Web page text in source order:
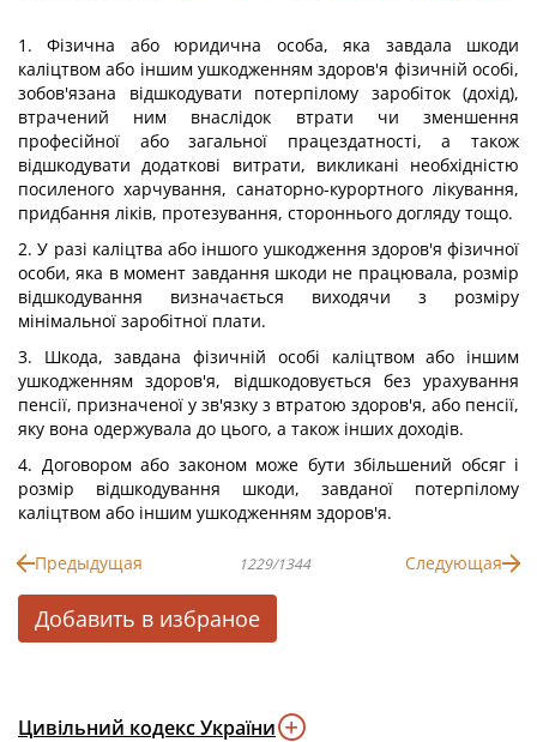
1. Фізична або юридична особа, яка завдала шкоди
каліцтвом або іншим ушкодженням здоров'я фізичній особі,
зобов'язана відшкодувати потерпілому заробіток (дохід),
втрачений ним внаслідок втрати чи зменшення
професійної або загальної працездатності, а також
відшкодувати додаткові витрати, викликані необхідністю
посиленого харчування, санаторно-курортного лікування,
придбання ліків, протезування, стороннього догляду тощо.
2. У разі каліцтва або іншого ушкодження здоров'я фізичної
особи, яка в момент завдання шкоди не працювала, розмір
відшкодування визначається виходячи з розміру
мінімальної заробітної плати.
3. Шкода, завдана фізичній особі каліцтвом або іншим
ушкодженням здоров'я, відшкодовується без урахування
пенсії, призначеної у зв'язку з втратою здоров'я, або пенсії,
яку вона одержувала до цього, а також інших доходів.
4. Договором або законом може бути збільшений обсяг і
розмір відшкодування шкоди, завданої потерпілому
каліцтвом або іншим ушкодженням здоров'я.
Предыдущая 1229/1344 Следующая
Добавить в избраное
Цивільний кодекс України